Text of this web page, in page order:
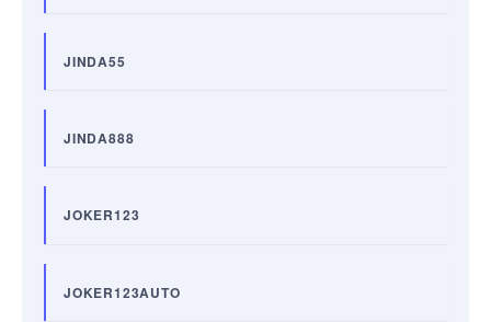
JINDA55
JINDA888
JOKER123
JOKER123AUTO